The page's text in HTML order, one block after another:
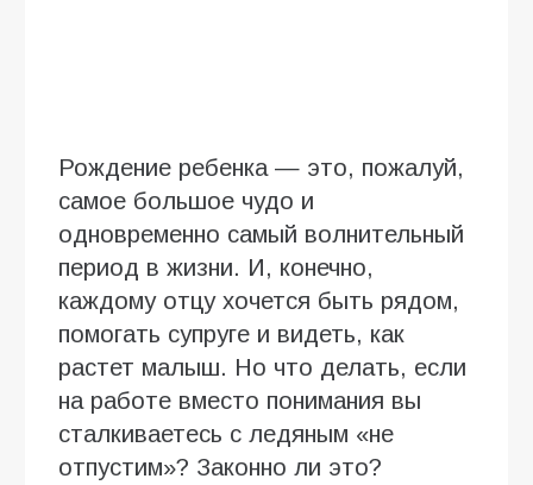
Рождение ребенка — это, пожалуй,
самое большое чудо и
одновременно самый волнительный
период в жизни. И, конечно,
каждому отцу хочется быть рядом,
помогать супруге и видеть, как
растет малыш. Но что делать, если
на работе вместо понимания вы
сталкиваетесь с ледяным «не
отпустим»? Законно ли это?